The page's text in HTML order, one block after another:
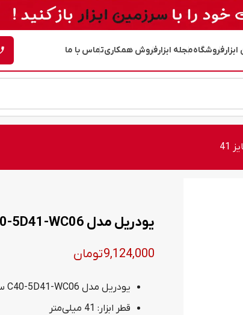
فروشگاهمجله ابزارفروش همکاریتماس با ما
یودریل مدل C40-5D41-WC06 سایز 41
9,124,000تومان
یودریل مدل C40-5D41-WC06 سایز 41
قطر ابزار: 41 میلی‌متر